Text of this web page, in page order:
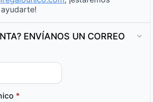
ENVÍANOS UN CORREO
*